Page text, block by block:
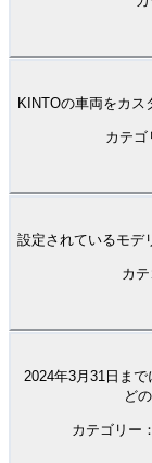
KINTOの車両をカス
カテゴ
設定されているモデ
カテ
2024年3月31日ま
ど
カテゴリー：